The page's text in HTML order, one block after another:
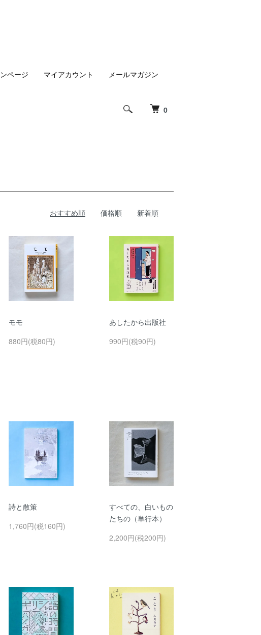
0
ページ マイアカウント メールマガジン
おすすめ順 価格順 新着順
モモ
880円(税80円)
あしたから出版社
990円(税90円)
詩と散策
1,760円(税160円)
すべての、白いもの
たちの（単行本）
2,200円(税200円)